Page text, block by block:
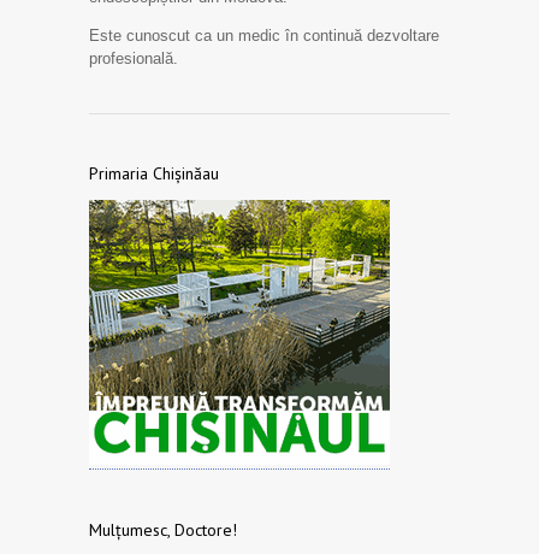
Este cunoscut ca un medic în continuă dezvoltare
profesională.
Primaria Chișinăau
Mulțumesc, Doctore!